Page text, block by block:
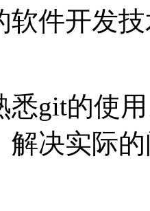
软件开发
悉git的使
解决实际